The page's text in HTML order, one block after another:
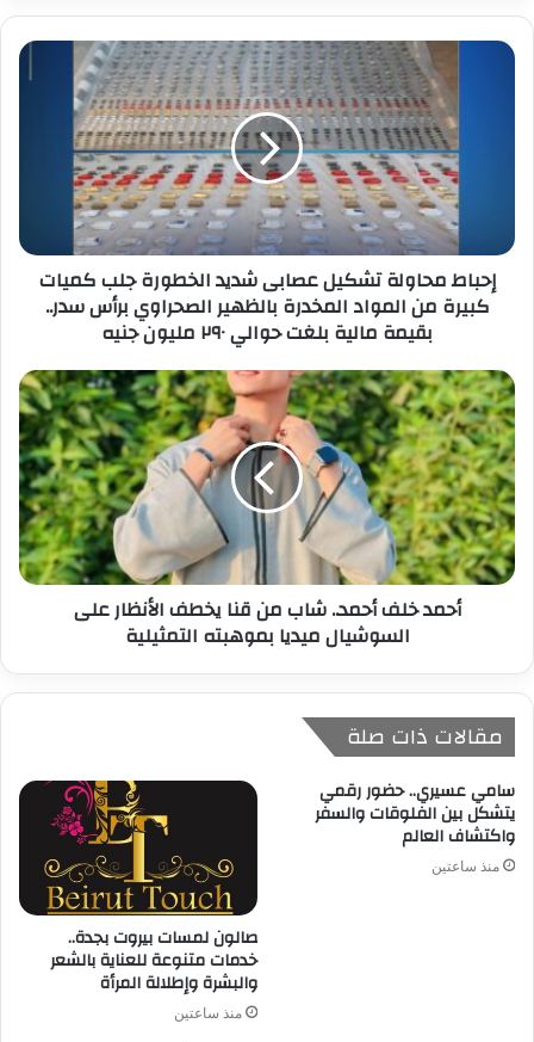
د
ر
إحباط محاولة تشكيل عصابى شديد الخطورة جلب كميات
كبيرة من المواد المخدرة بالظهير الصحراوي برأس سدر..
بقيمة مالية بلغت حوالي ٢٩٠ مليون جنيه
أحمد خلف أحمد.. شاب من قنا يخطف الأنظار على
السوشيال ميديا بموهبته التمثيلية
مقالات ذات صلة
سامي عسيري.. حضور رقمي
يتشكل بين الفلوقات والسفر
واكتشاف العالم
منذ ساعتين
صالون لمسات بيروت بجدة..
خدمات متنوعة للعناية بالشعر
والبشرة وإطلالة المرأة
منذ ساعتين